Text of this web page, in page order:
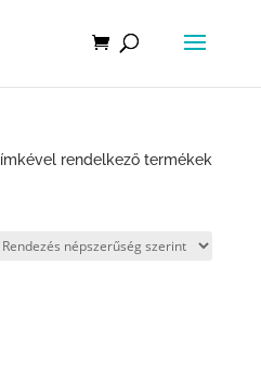
rendelkező termékek